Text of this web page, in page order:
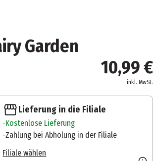
Garden
10,99 €
inkl. MwSt.
Lieferung in die Filiale
Kostenlose Lieferung
Zahlung bei Abholung in der Filiale
Filiale wählen